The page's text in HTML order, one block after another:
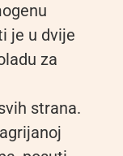
je u dvije
za
strana.